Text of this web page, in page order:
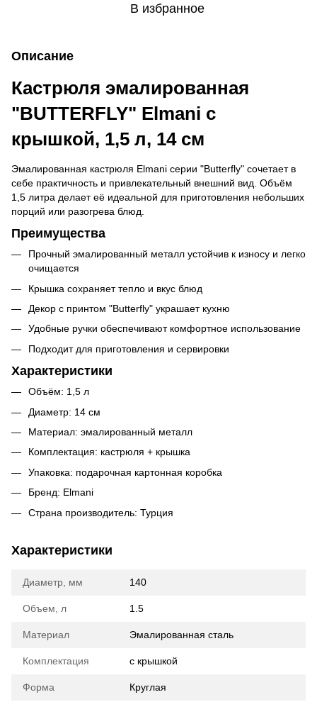
В избранное
Описание
Кастрюля эмалированная
"BUTTERFLY" Elmani с
крышкой, 1,5 л, 14 см
Эмалированная кастрюля Elmani серии "Butterfly" сочетает в
себе практичность и привлекательный внешний вид. Объём
1,5 литра делает её идеальной для приготовления небольших
порций или разогрева блюд.
Преимущества
Прочный эмалированный металл устойчив к износу и легко
очищается
Крышка сохраняет тепло и вкус блюд
Декор с принтом "Butterfly" украшает кухню
Удобные ручки обеспечивают комфортное использование
Подходит для приготовления и сервировки
Характеристики
Объём: 1,5 л
Диаметр: 14 см
Материал: эмалированный металл
Комплектация: кастрюля + крышка
Упаковка: подарочная картонная коробка
Бренд: Elmani
Страна производитель: Турция
Характеристики
Диаметр, мм 140
Объем, л 1.5
Материал Эмалированная сталь
Комплектация с крышкой
Форма Круглая